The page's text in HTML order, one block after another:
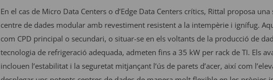
En el cas de Micro Data Centers o d’Edge Data Centers crítics, Rittal proposa
centre de dades modular amb revestiment resistent a la intempèrie i ignífug.
com CPD principal o secundari, o situar-se en els voltants de la producció de
tecnologia de refrigeració adequada, admeten fins a 35 kW per rack de TI. Els
inclouen l’estabilitat i la seguretat mitjançant l’ús de parets d’acer, així com